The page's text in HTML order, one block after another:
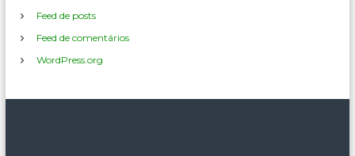
Feed de posts
Feed de comentários
WordPress.org